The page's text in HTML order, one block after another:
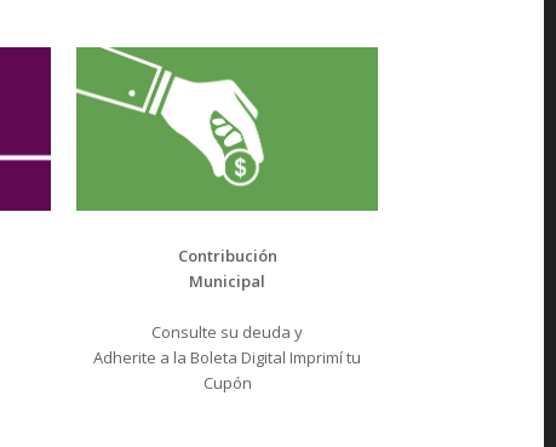
Contribución
Municipal
Consulte su deuda y
Adherite a la Boleta Digital Imprimí tu
Cupón